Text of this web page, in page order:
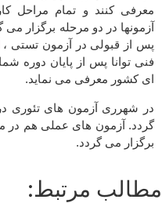
معرفی کنند و تمام مراحل
آزمونها در دو مرحله برگزار
پس از قبولی در آزمون تستی ،
فنی توانا پس از پایان دوره
ای کشور معرفی می نماید.
برگزار می گردد.
مطالب مرتبط: